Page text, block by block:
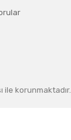
ile korunmaktadır.